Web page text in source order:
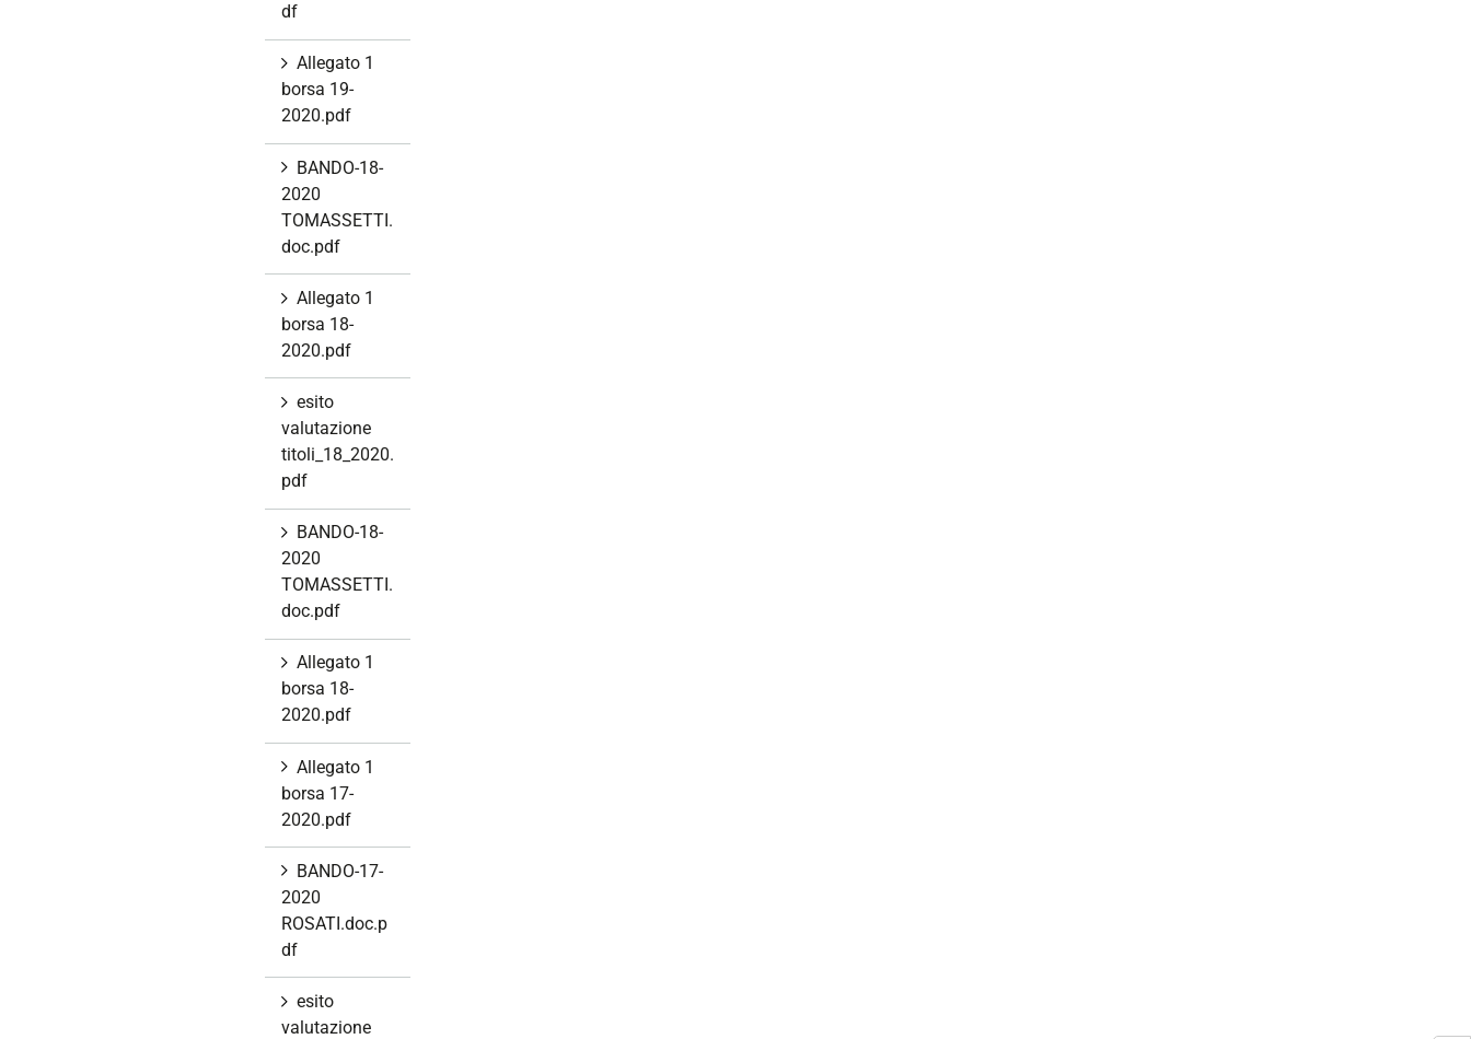
df
Allegato 1
borsa 19-
2020.pdf
BANDO-18-
2020
TOMASSETTI.
doc.pdf
Allegato 1
borsa 18-
2020.pdf
esito
valutazione
titoli_18_2020.
pdf
BANDO-18-
2020
TOMASSETTI.
doc.pdf
Allegato 1
borsa 18-
2020.pdf
Allegato 1
borsa 17-
2020.pdf
BANDO-17-
2020
ROSATI.doc.p
df
esito
valutazione